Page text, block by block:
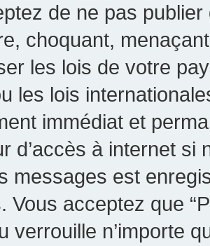
de ne pas
choquant,
les lois de votre
les lois
immédiat et
d’accès à internet si
messages est
Vous acceptez que
verrouille n’importe